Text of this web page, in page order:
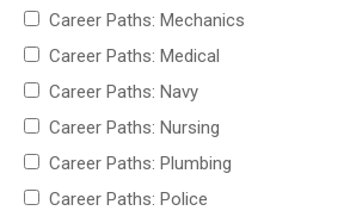
Career Paths: Mechanics
Career Paths: Medical
Career Paths: Navy
Career Paths: Nursing
Career Paths: Plumbing
Career Paths: Police